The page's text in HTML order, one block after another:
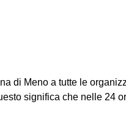
di Meno a tutte le
significa che nelle 24